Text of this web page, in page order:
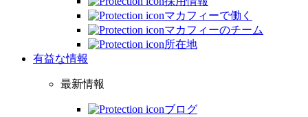
マカフィーで働く
マカフィーのチーム
所在地
有益な情報
最新情報
ブログ